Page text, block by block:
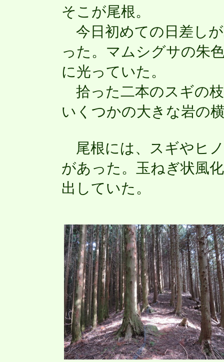
そこが尾根。
今日初めての日差し
った。マムシグサの朱
に光っていた。
拾った二本のスギの
いくつかの大きな岩の
尾根には、スギやヒ
があった。玉ねぎ状風
出していた。